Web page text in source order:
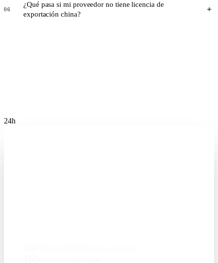
06
¿Qué pasa si mi proveedor no tiene licencia de
exportación china?
24h